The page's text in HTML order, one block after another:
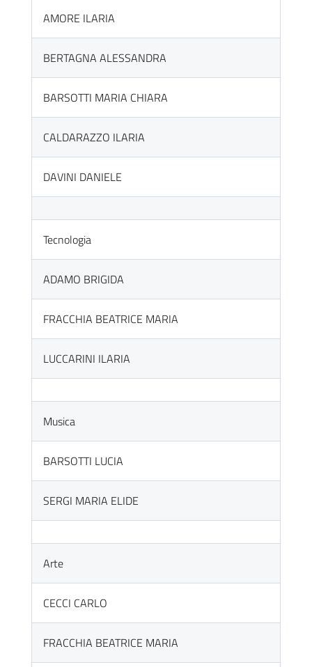
AMORE ILARIA
BERTAGNA ALESSANDRA
BARSOTTI MARIA CHIARA
CALDARAZZO ILARIA
DAVINI DANIELE
Tecnologia
ADAMO BRIGIDA
FRACCHIA BEATRICE MARIA
LUCCARINI ILARIA
Musica
BARSOTTI LUCIA
SERGI MARIA ELIDE
Arte
CECCI CARLO
FRACCHIA BEATRICE MARIA